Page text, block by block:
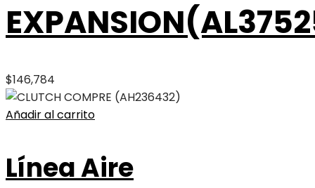
$146,784
Añadir al carrito
Línea Aire